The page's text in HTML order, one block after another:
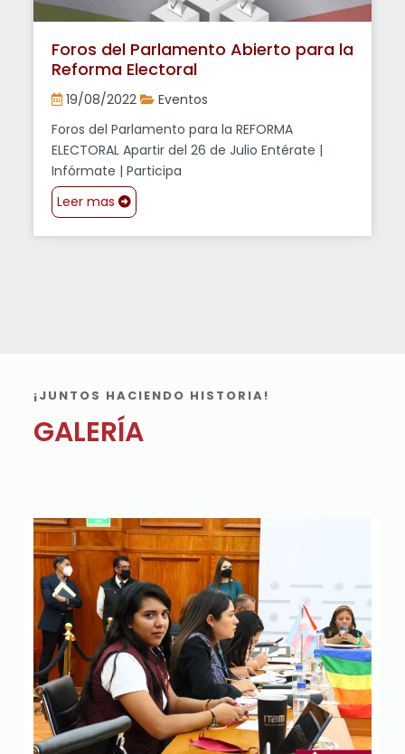
Foros del Parlamento Abierto para la
Reforma Electoral
19/08/2022
Eventos
Foros del Parlamento para la REFORMA
ELECTORAL Apartir del 26 de Julio Entérate |
Infórmate | Participa
Leer mas
¡JUNTOS HACIENDO HISTORIA!
GALERÍA